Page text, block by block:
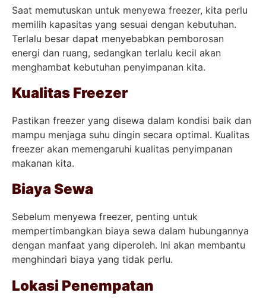
Saat memutuskan untuk menyewa freezer, kita perlu
memilih kapasitas yang sesuai dengan kebutuhan.
Terlalu besar dapat menyebabkan pemborosan
energi dan ruang, sedangkan terlalu kecil akan
menghambat kebutuhan penyimpanan kita.
Kualitas Freezer
Pastikan freezer yang disewa dalam kondisi baik dan
mampu menjaga suhu dingin secara optimal. Kualitas
freezer akan memengaruhi kualitas penyimpanan
makanan kita.
Biaya Sewa
Sebelum menyewa freezer, penting untuk
mempertimbangkan biaya sewa dalam hubungannya
dengan manfaat yang diperoleh. Ini akan membantu
menghindari biaya yang tidak perlu.
Lokasi Penempatan